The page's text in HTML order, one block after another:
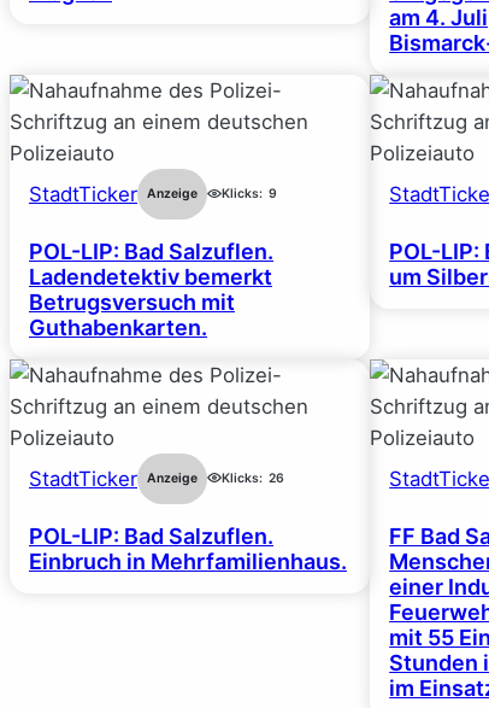
am 4.
StadtTicker Anzeige Klicks: 9
POL-LIP: Bad Salzuflen.
Ladendetektiv bemerkt
Betrugsversuch mit
Guthabenkarten.
POL-
um
StadtTicker Anzeige Klicks: 26
POL-LIP: Bad Salzuflen.
Einbruch in Mehrfamilienhaus.
FF Bad
einer
mit 55
Stunden
im